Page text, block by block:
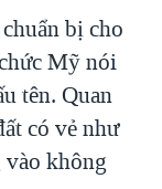
bị cho
Mỹ nói
tên. Quan
có vẻ như
không